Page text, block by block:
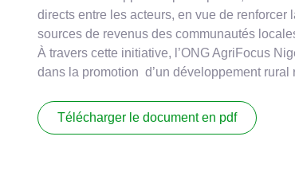
directs entre les acteurs, en vue de
sources de revenus des communautés
À travers cette initiative, l’ONG AgriFocus
dans la promotion d’un développement rural
Télécharger le document en pdf